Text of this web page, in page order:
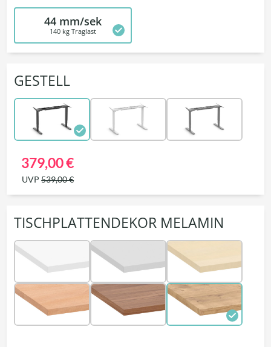
44 mm/sek
140 kg Traglast
GESTELL
379,00 €
UVP539,00 €
TISCHPLATTENDEKOR MELAMIN